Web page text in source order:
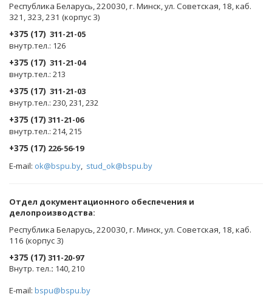
Республика Беларусь, 220030, г. Минск, ул. Советская, 18, каб.
321, 323, 231 (корпус 3)
+375 (17) 311-21-05
внутр.тел.: 126
+375 (17) 311-21-04
внутр.тел.: 213
+375 (17) 311-21-03
внутр.тел.: 230, 231, 232
+375 (17) 311-21-06
внутр.тел.: 214, 215
+375 (17) 226-56-19
E-mail: ok@bspu.by, stud_ok@bspu.by
Oтдел документационного обеспечения и
делопроизводства:
Республика Беларусь, 220030, г. Минск, ул. Советская, 18, каб.
116 (корпус 3)
+375 (17) 311-20-97
Внутр. тел.: 140, 210
E-mail: bspu@bspu.by